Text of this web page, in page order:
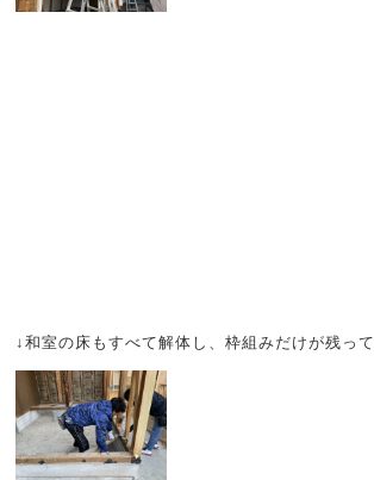
↓和室の床もすべて解体し、枠組みだけが残っ